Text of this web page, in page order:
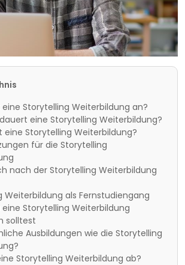
Storytelling Weiterbildung an?
eine Storytelling Weiterbildung?
eine Storytelling Weiterbildung?
für die Storytelling
nach der Storytelling Weiterbildung
Weiterbildung als Fernstudiengang
Storytelling Weiterbildung
solltest
Ausbildungen wie die Storytelling
Storytelling Weiterbildung ab?